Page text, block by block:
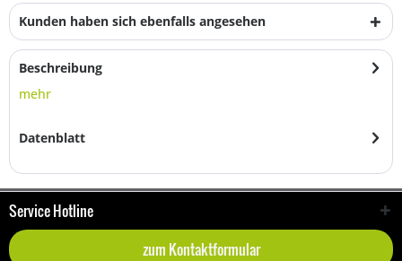
Kunden haben sich ebenfalls angesehen
Beschreibung
mehr
Datenblatt
Service Hotline
zum Kontaktformular